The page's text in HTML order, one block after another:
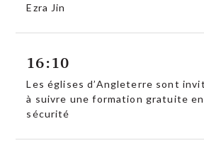
Ezra Jin
16:10
Les églises d’Angleterre sont
à suivre une formation gratuite en
sécurité